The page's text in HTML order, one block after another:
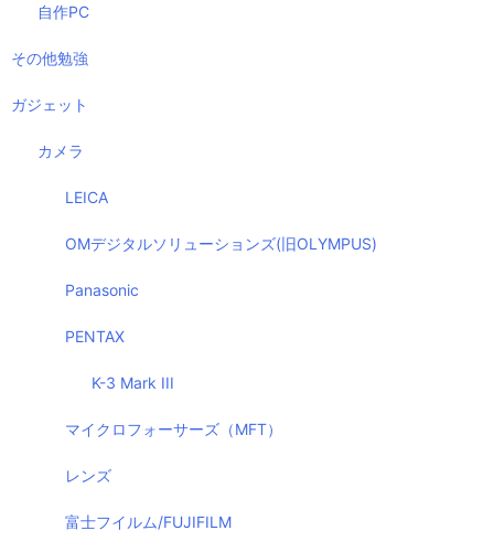
自作PC
その他勉強
ガジェット
カメラ
LEICA
OMデジタルソリューションズ(旧OLYMPUS)
Panasonic
PENTAX
K-3 Mark III
マイクロフォーサーズ（MFT）
レンズ
富士フイルム/FUJIFILM